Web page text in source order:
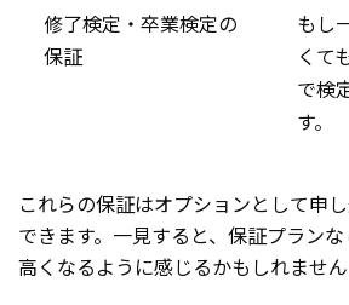
修了検定・卒業検定の
保証
もし
くて
で検
す。
これらの保証はオプションとして申
できます。一見すると、保証プラン
高くなるように感じるかもしれません